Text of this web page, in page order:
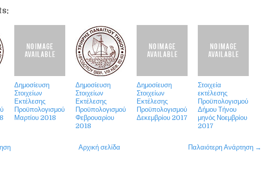
Δημοσίευση
Στοιχείων
Εκτέλεσης
Προϋπολογισμού
Μαρτίου 2018
Δημοσίευση
Στοιχείων
Εκτέλεσης
Προϋπολογισμού
Φεβρουαρίου
2018
Δημοσίευση
Στοιχείων
Εκτέλεσης
Προϋπολογισμού
Δεκεμβρίου 2017
Στοιχεία
εκτέλεσης
Προϋπολογισμού
Δήμου Τήνου
μηνός Νοεμβρίου
2017
Παλαιότερη Ανάρτηση →
Αρχική σελίδα